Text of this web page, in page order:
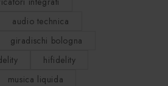
audio technica
giradischi bologna
hifidelity
musica liquida